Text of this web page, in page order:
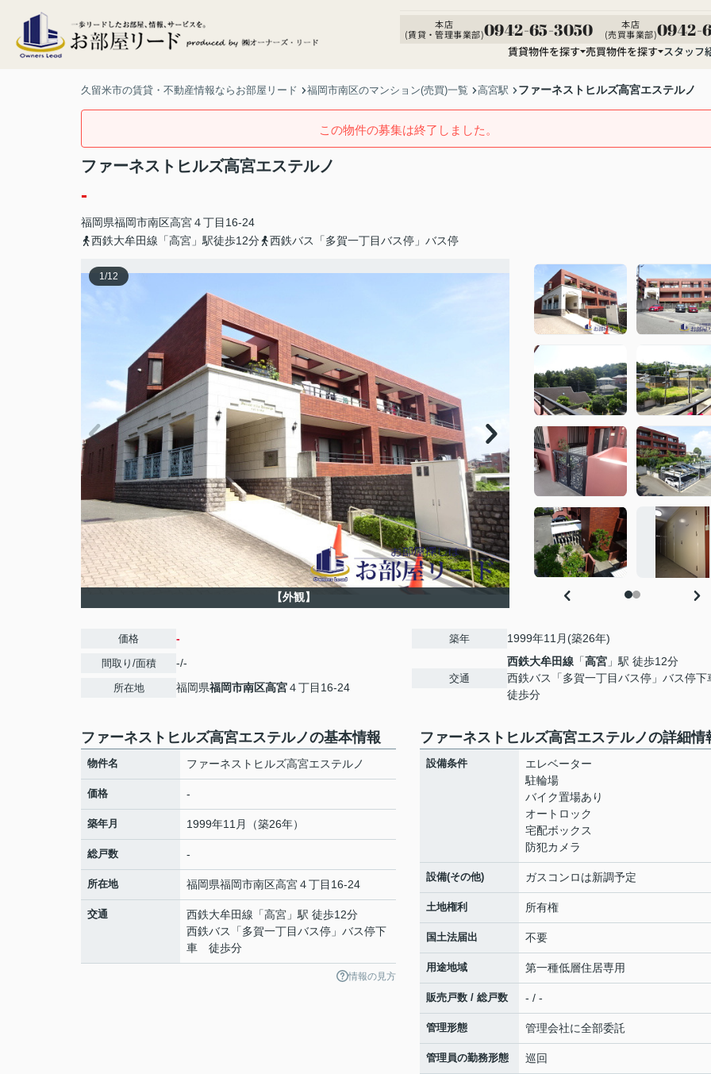
本店
(賃貸・管理事業部)0942-65-3050
本店
(売買事業部)0942-
賃貸物件を探す 売買物件を探す スタッフ
久留米市の賃貸・不動産情報ならお部屋リード 福岡市南区のマンション(売買)一覧 高宮駅 ファーネストヒルズ高宮エステルノ
この物件の募集は終了しました。
ファーネストヒルズ高宮エステルノ
-
福岡県福岡市南区高宮４丁目16-24
西鉄大牟田線「高宮」駅徒歩12分
西鉄バス「多賀一丁目バス停」バス停
1/12
【外観】
価格 -
間取り/面積 -/-
所在地 福岡県福岡市南区高宮４丁目16-24
築年 1999年11月(築26年)
交通
西鉄大牟田線 「高宮 」駅 徒歩12分
西鉄バス「多賀一丁目バス停」バス停
徒歩分
ファーネストヒルズ高宮エステルノの基本情報
物件名 ファーネストヒルズ高宮エステルノ
価格 -
築年月 1999年11月（築26年）
総戸数 -
所在地 福岡県福岡市南区高宮４丁目16-24
交通 西鉄大牟田線 「高宮 」駅 徒歩12分
西鉄バス「多賀一丁目バス停」バス停下
車 徒歩分
情報の見方
ファーネストヒルズ高宮エステルノの詳細情
設備条件
エレベーター
駐輪場
バイク置場あり
オートロック
宅配ボックス
防犯カメラ
設備(その他) ガスコンロは新調予定
土地権利 所有権
国土法届出 不要
用途地域 第一種低層住居専用
販売戸数 / 総戸数 - / -
管理形態 管理会社に全部委託
管理員の勤務形態 巡回